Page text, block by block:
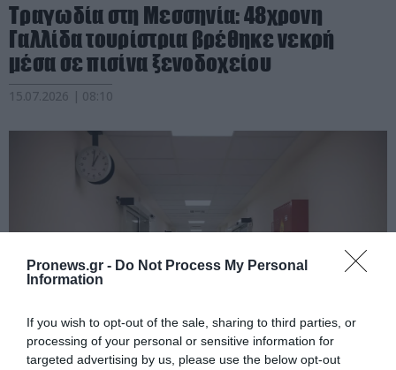
Pronews.gr - Do Not Process My Personal
Information
If you wish to opt-out of the sale, sharing to third parties, or
processing of your personal or sensitive information for
targeted advertising by us, please use the below opt-out
Τραγωδία στη Μεσσηνία: 48χρονη
Γαλλίδα τουρίστρια βρέθηκε νεκρή
μέσα σε πισίνα ξενοδοχείου
15.07.2026 | 08:10
PRONEWS.GR /ΕΣΩΤΕΡΙΚΗ ΑΣΦΑΛΕΙΑ